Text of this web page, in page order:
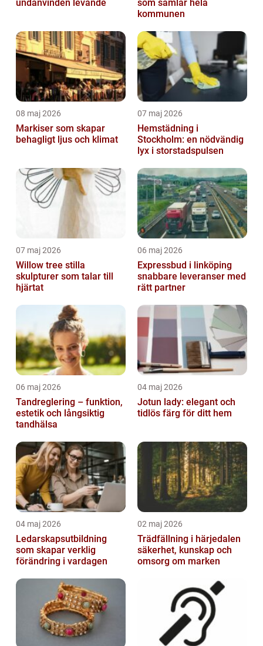
undanvinden levande
som samlar hela
kommunen
08 maj 2026
Markiser som skapar
behagligt ljus och klimat
07 maj 2026
Hemstädning i
Stockholm: en nödvändig
lyx i storstadspulsen
07 maj 2026
Willow tree stilla
skulpturer som talar till
hjärtat
06 maj 2026
Expressbud i linköping
snabbare leveranser med
rätt partner
06 maj 2026
Tandreglering – funktion,
estetik och långsiktig
tandhälsa
04 maj 2026
Jotun lady: elegant och
tidlös färg för ditt hem
04 maj 2026
Ledarskapsutbildning
som skapar verklig
förändring i vardagen
02 maj 2026
Trädfällning i härjedalen
säkerhet, kunskap och
omsorg om marken